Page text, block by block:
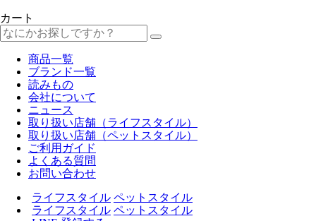
カート
商品一覧
ブランド一覧
読みもの
会社について
ニュース
取り扱い店舗（ライフスタイル）
取り扱い店舗（ペットスタイル）
ご利用ガイド
よくある質問
お問い合わせ
ライフスタイル ペットスタイル
ライフスタイル ペットスタイル